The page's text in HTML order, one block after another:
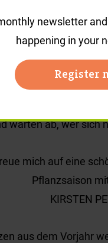
Garteninsel an
zwei Naschbeete
das „Zimmer
ein. Nehmen
warten ab, wer sich
mich auf eine
Pflanzsaison
KIRSTEN
aus dem Vorjahr
newsletter
happening in your
Register